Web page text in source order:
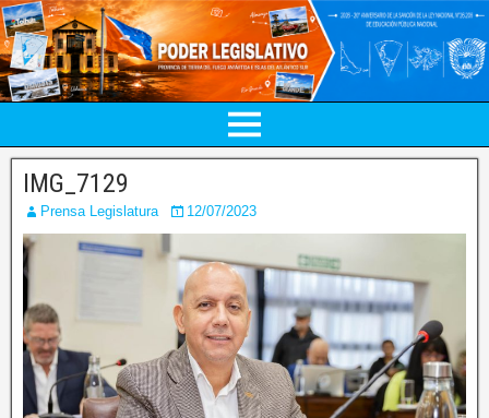
IMG_7129
Prensa Legislatura 12/07/2023